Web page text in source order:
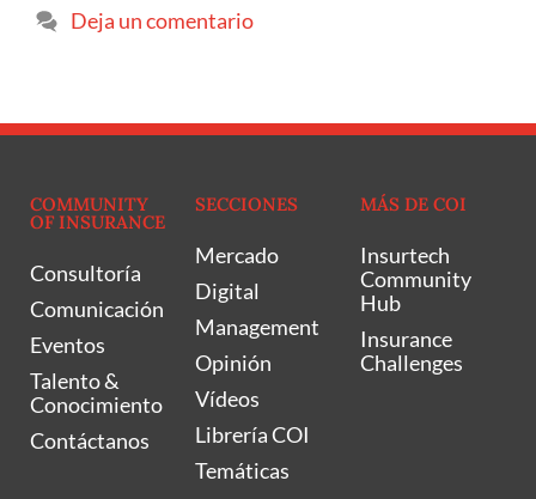
Deja un comentario
COMMUNITY
OF INSURANCE
Consultoría
Comunicación
Eventos
Talento &
Conocimiento
Contáctanos
SECCIONES
Mercado
Digital
Management
Opinión
Vídeos
Librería COI
Temáticas
MÁS DE COI
Insurtech
Community
Hub
Insurance
Challenges